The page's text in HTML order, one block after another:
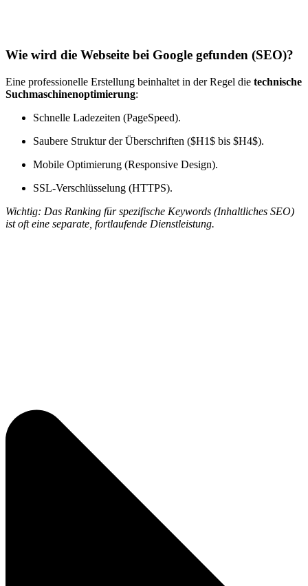
Wie wird die Webseite bei Google gefunden (SEO)?
Eine professionelle Erstellung beinhaltet in der Regel die technische
Suchmaschinenoptimierung:
Schnelle Ladezeiten (PageSpeed).
Saubere Struktur der Überschriften ($H1$ bis $H4$).
Mobile Optimierung (Responsive Design).
SSL-Verschlüsselung (HTTPS).
Wichtig: Das Ranking für spezifische Keywords (Inhaltliches SEO)
ist oft eine separate, fortlaufende Dienstleistung.